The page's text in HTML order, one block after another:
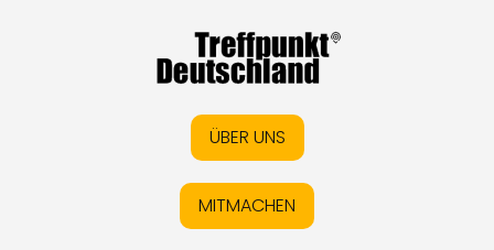
ÜBER UNS
MITMACHEN